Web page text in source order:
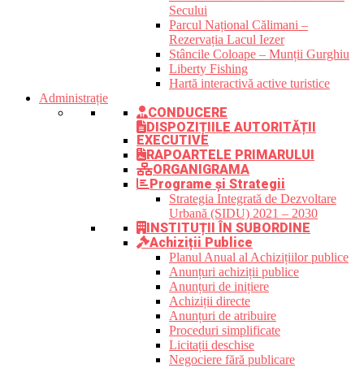
Secului
Parcul Național Călimani –
Rezervația Lacul Iezer
Stâncile Coloape – Munții Gurghiu
Liberty Fishing
Hartă interactivă active turistice
Administrație
CONDUCERE
DISPOZIȚIILE AUTORITĂȚII
EXECUTIVE
RAPOARTELE PRIMARULUI
ORGANIGRAMA
Programe și Strategii
Strategia Integrată de Dezvoltare
Urbană (SIDU) 2021 – 2030
INSTITUȚII ÎN SUBORDINE
Achiziții Publice
Planul Anual al Achizițiilor publice
Anunțuri achiziții publice
Anunțuri de inițiere
Achiziții directe
Anunțuri de atribuire
Proceduri simplificate
Licitații deschise
Negociere fără publicare